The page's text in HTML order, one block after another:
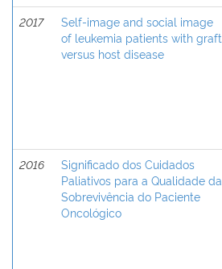
2017
Self-image and social image
of leukemia patients with graft
versus host disease
2016
Significado dos Cuidados
Paliativos para a Qualidade da
Sobrevivência do Paciente
Oncológico